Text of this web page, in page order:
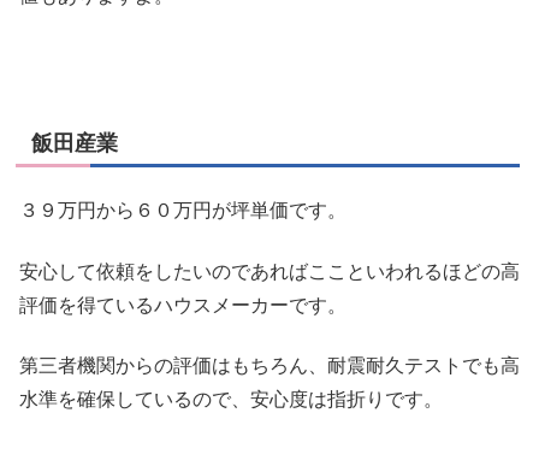
飯田産業
３９万円から６０万円が坪単価です。
安心して依頼をしたいのであればここといわれるほどの高
評価を得ているハウスメーカーです。
第三者機関からの評価はもちろん、耐震耐久テストでも高
水準を確保しているので、安心度は指折りです。